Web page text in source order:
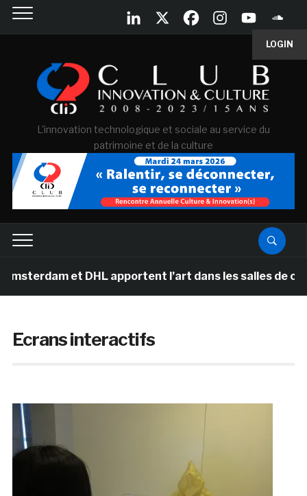
LOGIN
L'innovation technologique et sociale au service du
patrimoine et de la culture
et DHL apportent l’art dans les salles de classe des
Ecrans interactifs